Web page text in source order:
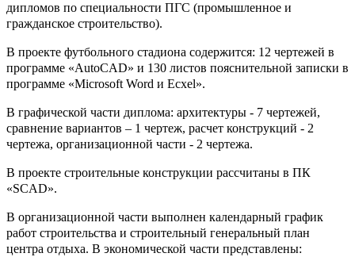
дипломов по специальности ПГС (промышленное и
гражданское строительство).
В проекте футбольного стадиона содержится: 12 чертежей в
программе «AutoCAD» и 130 листов пояснительной записки в
программе «Microsoft Word и Eсxel».
В графической части диплома: архитектуры - 7 чертежей,
сравнение вариантов – 1 чертеж, расчет конструкций - 2
чертежа, организационной части - 2 чертежа.
В проекте строительные конструкции рассчитаны в ПК
«SCAD».
В организационной части выполнен календарный график
работ строительства и строительный генеральный план
центра отдыха. В экономической части представлены: